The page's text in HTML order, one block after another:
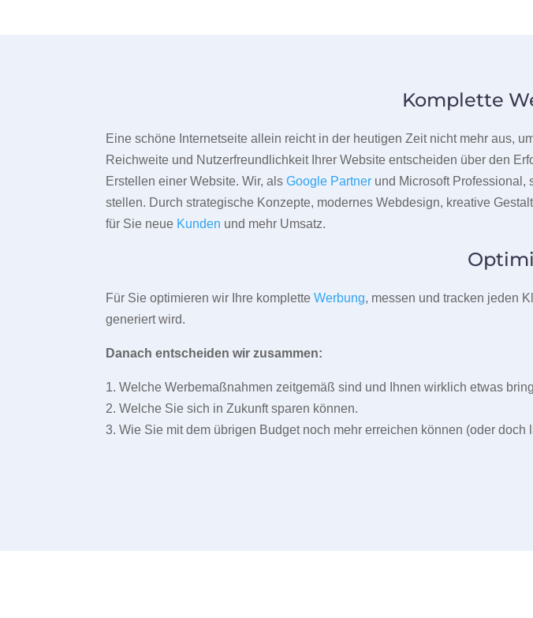
Komplette
Eine schöne Internetseite allein reicht in der heutigen Zeit nicht mehr aus,
Reichweite und Nutzerfreundlichkeit Ihrer Website entscheiden über den
Erstellen einer Website. Wir, alsGoogle Partner und Microsoft Professional,
stellen. Durch strategische Konzepte, modernes Webdesign, kreative
für Sie neue Kunden und mehr Umsatz.
Für Sie optimieren wir Ihre kompletteWerbung, messen und tracken jeden
generiert wird.
Danach entscheiden wir zusammen:
1. Welche Werbemaßnahmen zeitgemäß sind und Ihnen wirklich etwas
2. Welche Sie sich in Zukunft sparen können.
3. Wie Sie mit dem übrigen Budget noch mehr erreichen können (oder doch